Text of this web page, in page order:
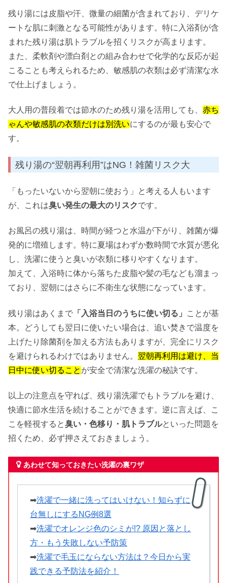
残り湯には皮脂や汗、微量の細菌が含まれており、デリケ
ートな肌に刺激となる可能性があります。特に入浴剤が含
まれた残り湯は肌トラブルを招くリスクが高まります。
また、柔軟剤や漂白剤との組み合わせで化学的な反応が起
こることも考えられるため、敏感肌の衣類は必ず清潔な水
で仕上げましょう。
大人用の普段着では節水のため残り湯を活用しても、 赤ち
ゃんや敏感肌の衣類だけは別洗いにするのが最も安心で
す。
残り湯の“翌朝再利用”はNG！雑菌リスク大
「もったいないから翌朝に使おう」と考える人もいます
が、これは臭い発生の最大のリスクです。
お風呂の残り湯は、時間が経つと水温が下がり、雑菌が爆
発的に増殖します。特に夏場はわずか数時間で水質が悪化
し、洗濯に使うと臭いが衣類に移りやすくなります。
加えて、入浴時に体から落ちた皮脂や髪の毛なども溜まっ
ており、翌朝にはさらに不衛生な状態になっています。
残り湯はあくまで 「入浴当日のうちに使い切る」
ことが基
本。どうしても翌日に使いたい場合は、追い焚きで温度を
上げたり除菌剤を加える方法もありますが、完全にリスク
を避けられるわけではありません。 翌朝再利用は避け、当
日中に使い切ること が安全で清潔な洗濯の秘訣です。
以上の注意点を守れば、残り湯洗濯でもトラブルを避け、
快適に節水生活を続けることができます。逆に言えば、こ
こを軽視すると臭い・色移り・肌トラブルといった問題を
招くため、必ず押さえておきましょう。
あわせて知っておきたい洗濯の裏ワザ
➡洗濯で一緒に洗ってはいけない！知らずに
台無しにするNG例8選
➡洗濯でオレンジ色のシミが!? 原因と落とし
方・もう失敗しない予防策
➡洗濯で毛玉にならない方法は？今日から実
践できる予防法を紹介！